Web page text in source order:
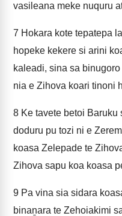
vasileana meke nuquru
7 Hokara kote tepatepa
hopeke kekere si arini
kaleadi, sina sa
nia e Zihova koari tinoni
8 Ke tavete betoi Baruku
doduru pu tozi ni e
koasa Zelepade te
Zihova sapu koa koasa
9 Pa vina sia sidara
binaṉara te Zehoiakimi